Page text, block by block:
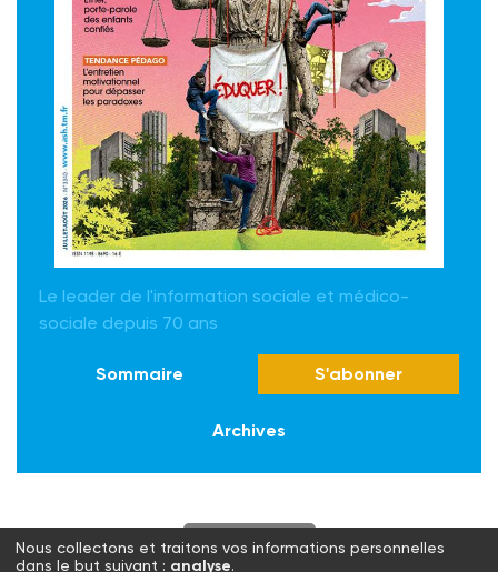
Le leader de l'information sociale et médico-
sociale depuis 70 ans
Sommaire S'abonner
Archives
S'abonner
Nous collectons et traitons vos informations personnelles
dans le but suivant : analyse.